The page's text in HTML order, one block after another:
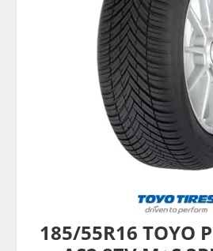
185/55R16 TOYO